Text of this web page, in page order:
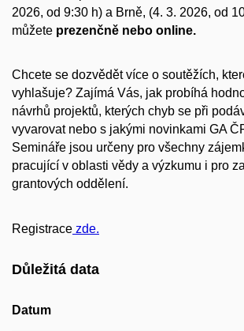
2026, od 9:30 h) a Brně, (4. 3. 2026, od
můžete prezenčně nebo online.
Chcete se dozvědět více o soutěžích,
vyhlašuje? Zajímá Vás, jak probíhá
návrhů projektů, kterých chyb se při
vyvarovat nebo s jakými novinkami GA
Semináře jsou určeny pro všechny
pracující v oblasti vědy a výzkumu i pro
grantových oddělení.
Registrace zde.
Důležitá data
Datum